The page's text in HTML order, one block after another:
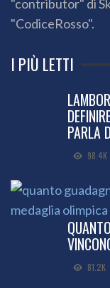
"contributor" di
"CodiceRosso".
I PIÙ LETTI
PARLA
98.4K
81.2K